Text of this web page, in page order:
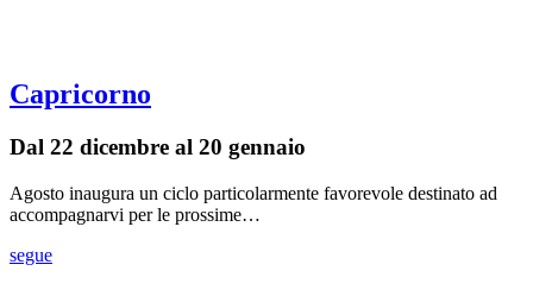
Capricorno
Dal 22 dicembre al 20 gennaio
Agosto inaugura un ciclo particolarmente favorevole destinato ad
accompagnarvi per le prossime…
segue